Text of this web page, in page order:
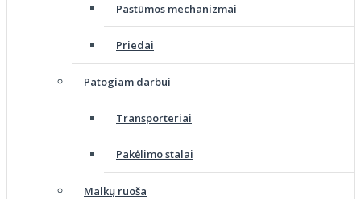
Pastūmos mechanizmai
Priedai
Patogiam darbui
Transporteriai
Pakėlimo stalai
Malkų ruoša